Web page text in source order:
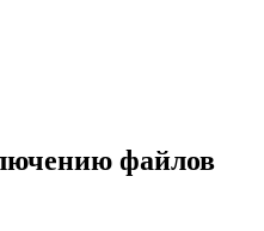
файлов